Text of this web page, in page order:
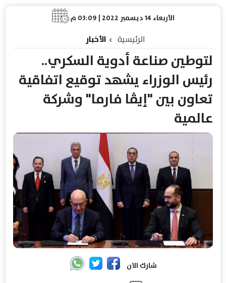
الأربعاء 14 ديسمبر 2022 | 03:09 م
الرئيسية الأخبار
لتوطين صناعة أدوية السكري..
رئيس الوزراء يشهد توقيع اتفاقية
تعاون بين "إيڤا فارما" وشركة
عالمية
شارك الان